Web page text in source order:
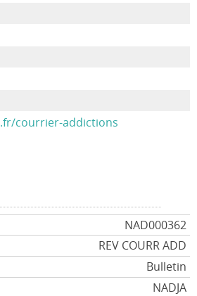
courrier-addictions
NAD000362
REV COURR ADD
Bulletin
NADJA